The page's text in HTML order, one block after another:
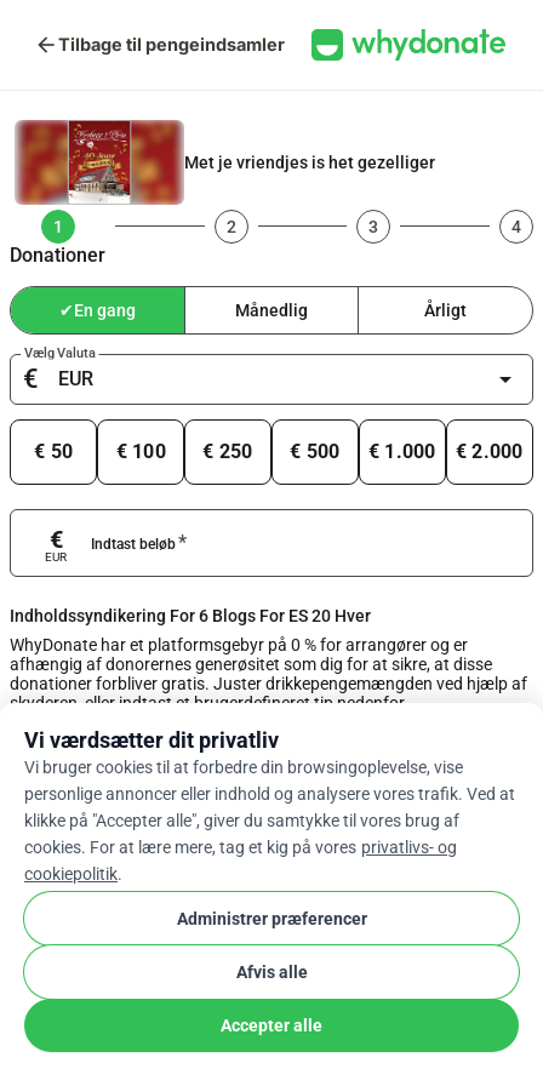
arrow_backTilbage til pengeindsamler
Met je vriendjes is het gezelliger
1
Donationer
2 3 4
✔En gang Månedlig Årligt
Vælg Valuta
€ arrow_drop_down
€ 50 € 100 € 250 € 500 € 1.000 € 2.000
Indtast beløb*
€
EUR
Indholdssyndikering For 6 Blogs For ES 20 Hver
WhyDonate har et platformsgebyr på 0 % for arrangører og er
afhængig af donorernes generøsitet som dig for at sikre, at disse
donationer forbliver gratis. Juster drikkepengemængden ved hjælp af
skyderen, eller indtast et brugerdefineret tip nedenfor.
0%
Indtast Brugerdefineret Tip
Næste
Vi værdsætter dit privatliv
Vi bruger cookies til at forbedre din browsingoplevelse, vise
personlige annoncer eller indhold og analysere vores trafik. Ved at
klikke på "Accepter alle", giver du samtykke til vores brug af
cookies. For at lære mere, tag et kig på vores privatlivs- og
cookiepolitik.
Administrer præferencer
Afvis alle
Accepter alle